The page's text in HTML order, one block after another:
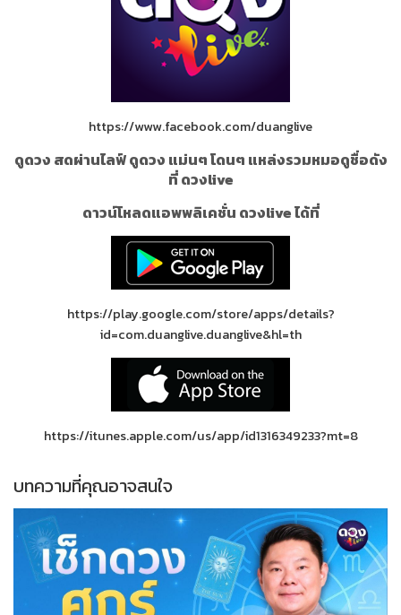
https://www.facebook.com/duanglive
ดูดวง สดผ่านไลฟ์ ดูดวง แม่นๆ โดนๆ แหล่งรวมหมอดูชื่อดัง
ที่ ดวงlive
ดาวน์โหลดแอพพลิเคชั่น ดวงlive ได้ที่
https://play.google.com/store/apps/details?
id=com.duanglive.duanglive&hl=th
https://itunes.apple.com/us/app/id1316349233?mt=8
บทความที่คุณอาจสนใจ